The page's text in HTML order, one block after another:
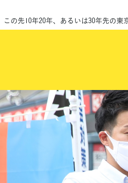
、この先10年20年、あるいは30年先